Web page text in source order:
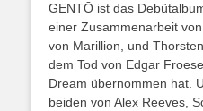
GENTŌ ist das
einer Zusammenarbeit
von Marillion, und
dem Tod von Edgar
Dream übernommen hat.
beiden von Alex Reeves,